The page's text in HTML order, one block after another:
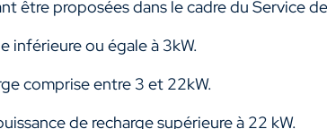
être proposées dans le cadre du Service de
inférieure ou égale à 3kW.
comprise entre 3 et 22kW.
de recharge supérieure à 22 kW.